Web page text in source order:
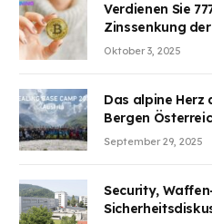
Verdienen Sie
Zinssenkung
Aufmerksamkeit
Oktober 3, 2025
Das alpine Herz
Bergen
Wunden des
September 29, 2025
Security,